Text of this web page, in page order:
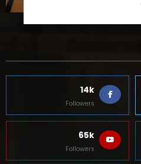
14k
Followers
65k
Followers